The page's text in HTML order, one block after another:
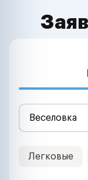
Легковые